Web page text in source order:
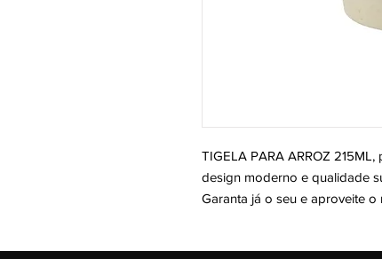
TIGELA PARA ARROZ
design moderno e qualidade
Garanta já o seu e aproveite o